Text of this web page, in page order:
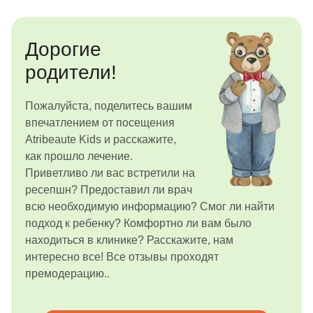
Дорогие
родители!
Пожалуйста, поделитесь вашим
впечатлением от посещения
Atribeaute Kids и расскажите,
как прошло лечение.
Приветливо ли вас встретили на
ресепшн? Предоставил ли врач
всю необходимую информацию? Смог ли найти
подход к ребенку? Комфортно ли вам было
находиться в клинике? Расскажите, нам
интересно все! Все отзывы проходят
премодерацию..